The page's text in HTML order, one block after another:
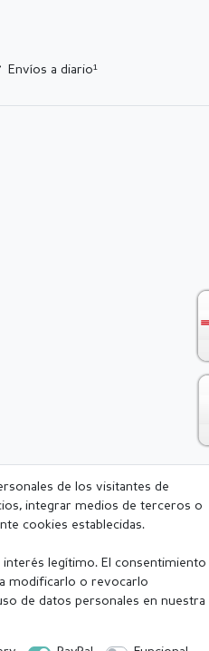
Envíos a diario¹
Derecho de rescisión
la mercancía personalizada
de los visitantes de
integrar medios de terceros o
cookies establecidas.
legítimo. El consentimiento
modificarlo o revocarlo
de datos personales en nuestra